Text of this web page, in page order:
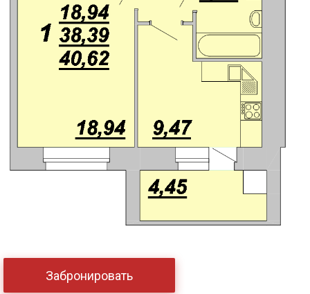
Забронировать